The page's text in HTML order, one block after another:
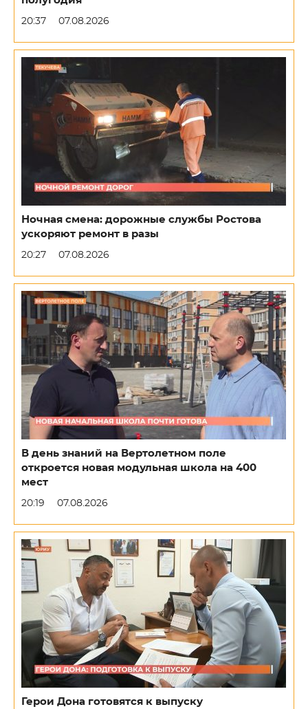
20:37 07.08.2026
Ночная смена: дорожные службы Ростова
ускоряют ремонт в разы
20:27 07.08.2026
В день знаний на Вертолетном поле
откроется новая модульная школа на 400
мест
20:19 07.08.2026
Герои Дона готовятся к выпуску